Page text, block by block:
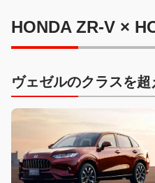
HONDA ZR-V ×
ヴェゼルのクラスを